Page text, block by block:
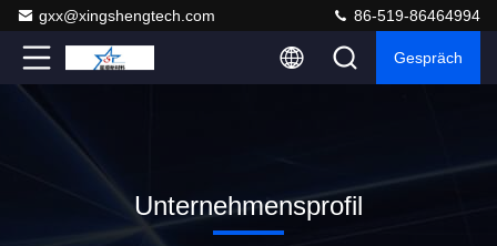
gxx@xingshengtech.com 86-519-86464994
Gespräch
Unternehmensprofil